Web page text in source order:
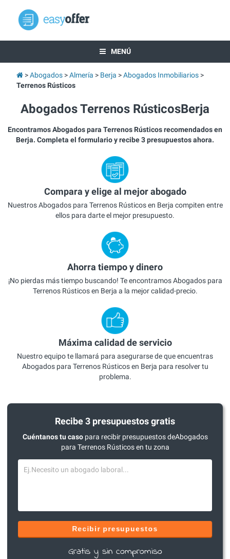
MENÚ
Abogados Almería Berja
Abogados Inmobiliarios
Terrenos Rústicos
Abogados Terrenos RústicosBerja
Encontramos Abogados para Terrenos Rústicos recomendados en
Berja. Completa el formulario y recibe 3 presupuestos ahora.
Compara y elige al mejor abogado
Nuestros Abogados para Terrenos Rústicos en Berja compiten entre
ellos para darte el mejor presupuesto.
Ahorra tiempo y dinero
¡No pierdas más tiempo buscando! Te encontramos Abogados para
Terrenos Rústicos en Berja a la mejor calidad-precio.
Máxima calidad de servicio
Nuestro equipo te llamará para asegurarse de que encuentras
Abogados para Terrenos Rústicos en Berja para resolver tu
problema.
Recibe 3 presupuestos gratis
Cuéntanos tu casopara recibir presupuestos deAbogados
para Terrenos Rústicos en tu zona
Recibir presupuestos
Gratis y sin compromiso